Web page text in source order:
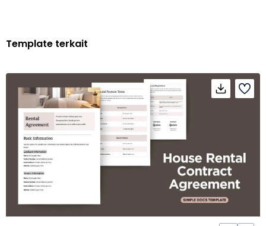
Template terkait